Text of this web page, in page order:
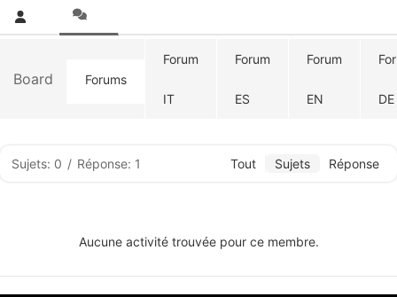
Board Forums
Forum
IT
Forum
ES
Forum
EN DE
Sujets: 0 / Réponse: 1 Tout Sujets Réponse
Aucune activité trouvée pour ce membre.